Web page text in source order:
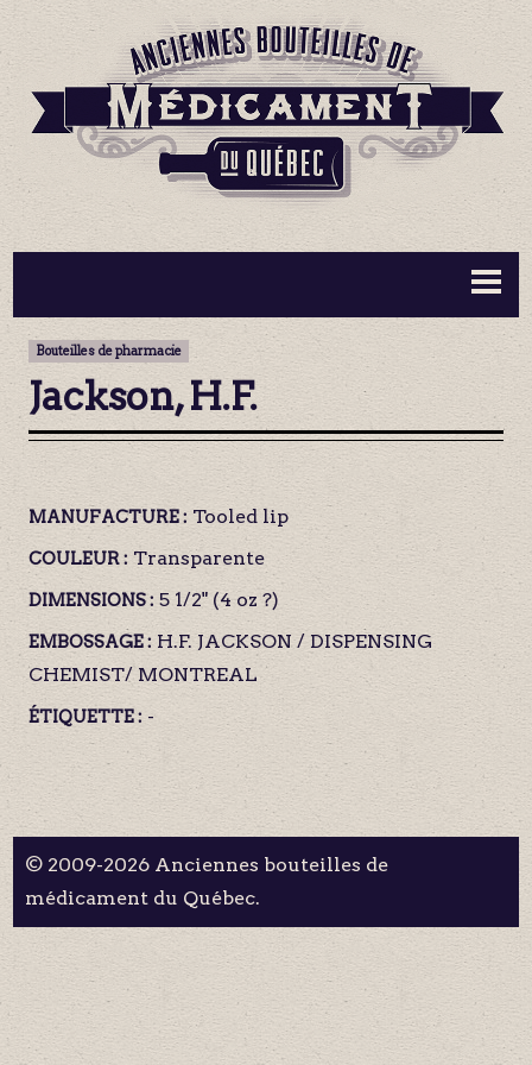
BOUTEILLES ▼
INFORMATION ▼
MA COLLECTION
CONTACT
Bouteilles de pharmacie
Jackson, H.F.
MANUFACTURE : Tooled lip
COULEUR : Transparente
DIMENSIONS : 5 1/2" (4 oz ?)
EMBOSSAGE : H.F. JACKSON / DISPENSING
CHEMIST/ MONTREAL
ÉTIQUETTE : -
© 2009-2026 Anciennes bouteilles de
médicament du Québec.